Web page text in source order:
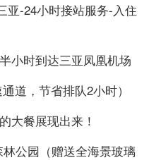
亚-24小时接站服务-入住
小时到达三亚凤凰机场
道，节省排队2小时）
大餐展现出来！
公园（赠送全海景玻璃